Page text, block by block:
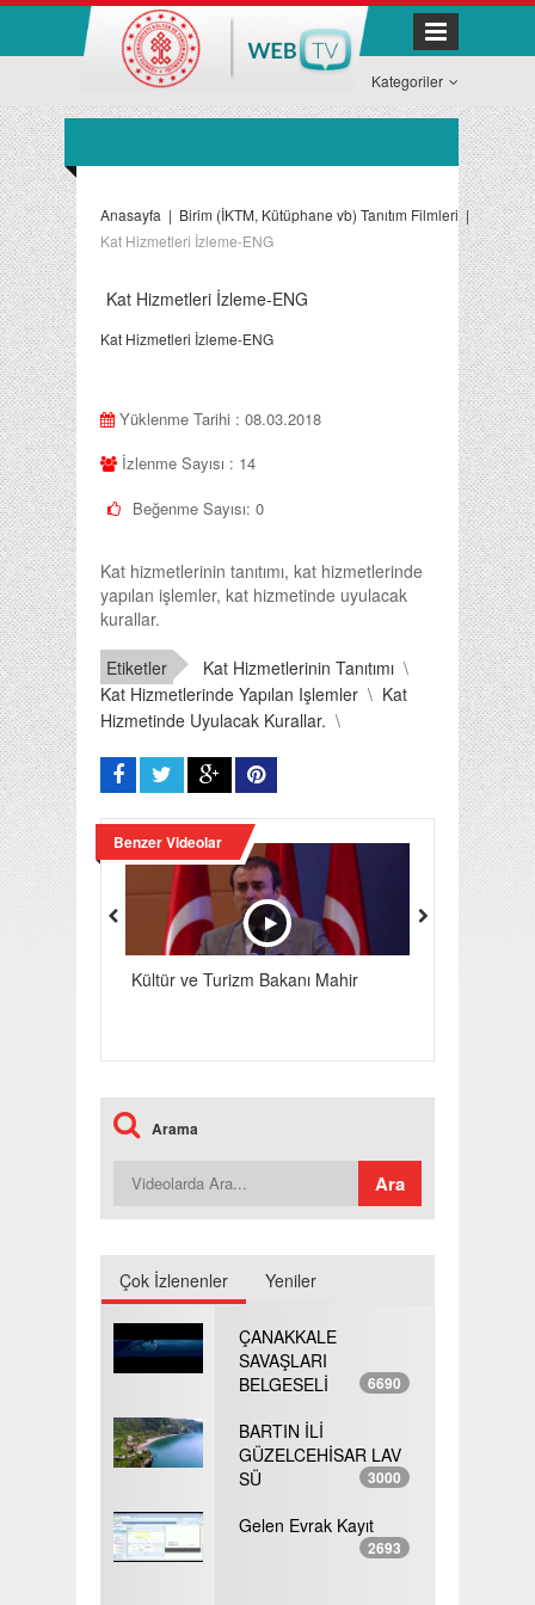
Kategoriler
Anasayfa | Birim (İKTM, Kütüphane vb) Tanıtım Filmleri |
Kat Hizmetleri İzleme-ENG
Kat Hizmetleri İzleme-ENG
Kat Hizmetleri İzleme-ENG
Yüklenme Tarihi : 08.03.2018
İzlenme Sayısı : 14
Beğenme Sayısı: 0
Kat hizmetlerinin tanıtımı, kat hizmetlerinde
yapılan işlemler, kat hizmetinde uyulacak
kurallar.
Etiketler Kat Hizmetlerinin Tanıtımı \
Kat Hizmetlerinde Yapılan Işlemler \ Kat
Hizmetinde Uyulacak Kurallar. \
Benzer Videolar
Kültür ve Turizm Bakanı Mahir
Arama
Çok İzlenenler Yeniler
ÇANAKKALE
SAVAŞLARI
BELGESELİ
6690
BARTIN İLİ
GÜZELCEHİSAR LAV
SÜ
3000
Gelen Evrak Kayıt
2693